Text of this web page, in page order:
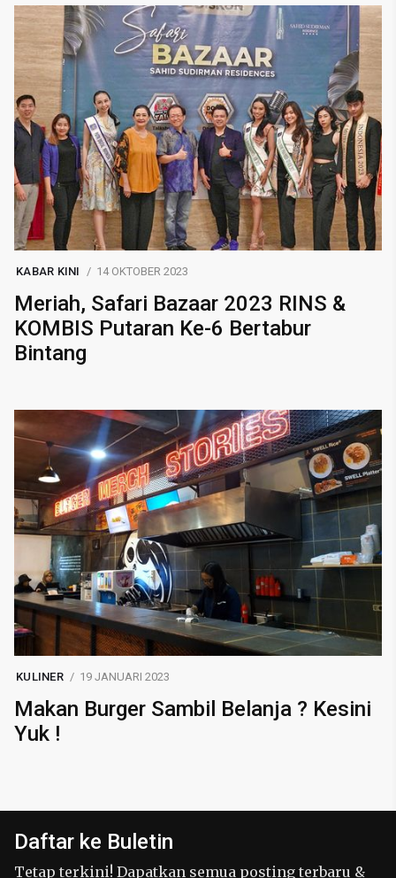
KABAR KINI 14 OKTOBER 2023
Meriah, Safari Bazaar 2023 RINS &
KOMBIS Putaran Ke-6 Bertabur
Bintang
KULINER 19 JANUARI 2023
Makan Burger Sambil Belanja ? Kesini
Yuk !
Daftar ke Buletin
Tetap terkini! Dapatkan semua posting terbaru &